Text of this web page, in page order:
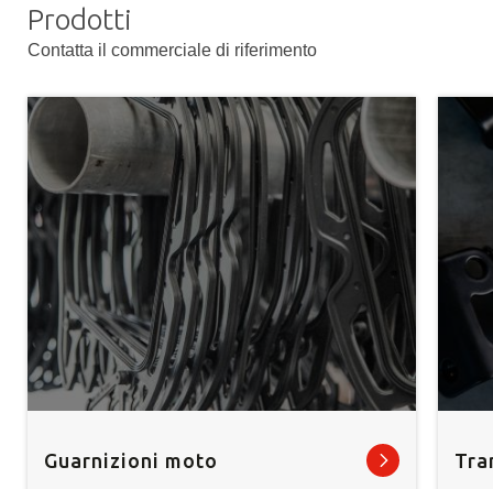
Prodotti
Contatta il commerciale di riferimento
Guarnizioni moto